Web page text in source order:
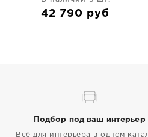
42 790 руб
Подбор под ваш интерьер
Всё для интерьера в одном